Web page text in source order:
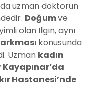
da uzman doktorun
Doğumve
olan Ilgın, aynı
konusunda
Uzman kadın
Hastanesi’nde